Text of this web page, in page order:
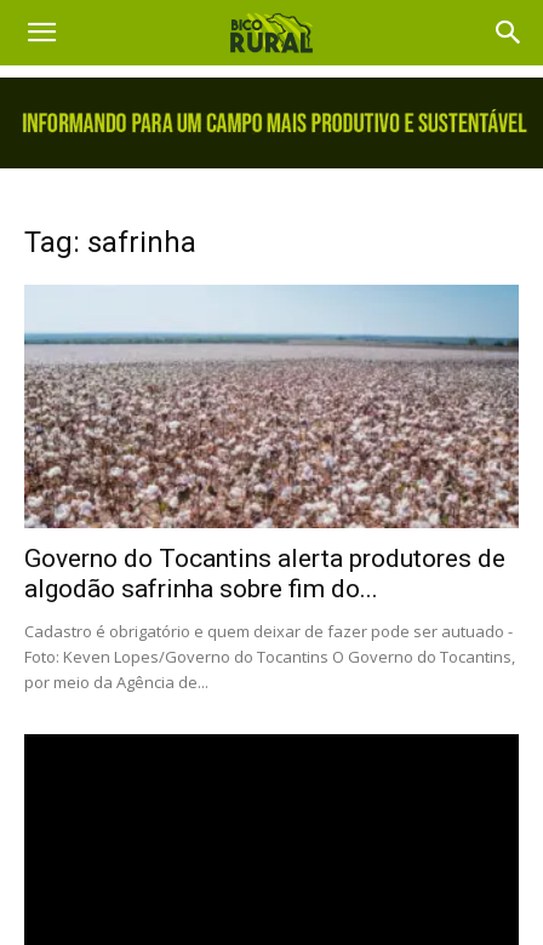
Tag: safrinha
Governo do Tocantins alerta produtores de
algodão safrinha sobre fim do...
Cadastro é obrigatório e quem deixar de fazer pode ser autuado -
Foto: Keven Lopes/Governo do Tocantins O Governo do Tocantins,
por meio da Agência de...